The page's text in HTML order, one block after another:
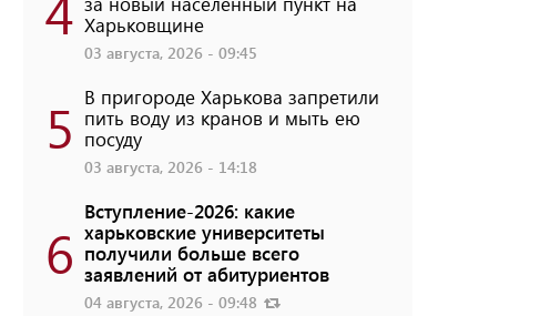
Харьковщине
03 августа, 2026 - 09:45
5 В пригороде Харькова запретили
пить воду из кранов и мыть ею
посуду
03 августа, 2026 - 14:18
6
Вступление-2026: какие
харьковские университеты
получили больше всего
заявлений от абитуриентов
04 августа, 2026 - 09:48